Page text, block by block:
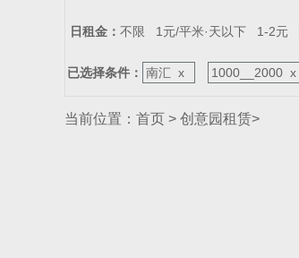
日租金： 不限 1元/平米·天以下 1-2元
已选择条件： 南汇 x 1000__2000 x
当前位置： 首页 > 创意园租赁>